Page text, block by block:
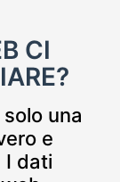
CI
una
e
I dati